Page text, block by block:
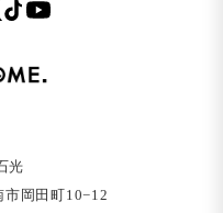
光
岡⽥町10−12